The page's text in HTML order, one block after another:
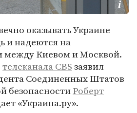
оказывать Украине
и надеются на
между Киевом и Москвой.
телеканала CBSзаявил
Соединенных Штатов
безопасностиРоберт
«Украина.ру».